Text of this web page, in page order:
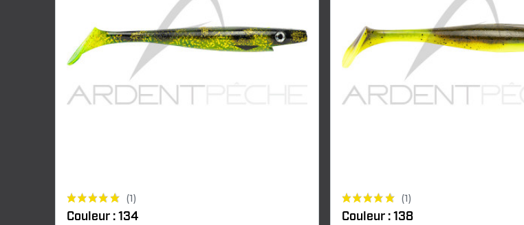
(1)
Couleur : 134
(1)
Couleur : 138